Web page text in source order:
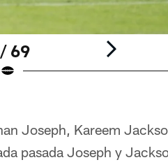
69
Joseph, Kareem
pasada Joseph y